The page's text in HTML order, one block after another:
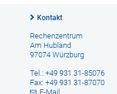
Kontakt
Rechenzentrum
Am Hubland
97074 Würzburg
Tel.: +49 931 31-85076
Fax: +49 931 31-87070
E-Mail